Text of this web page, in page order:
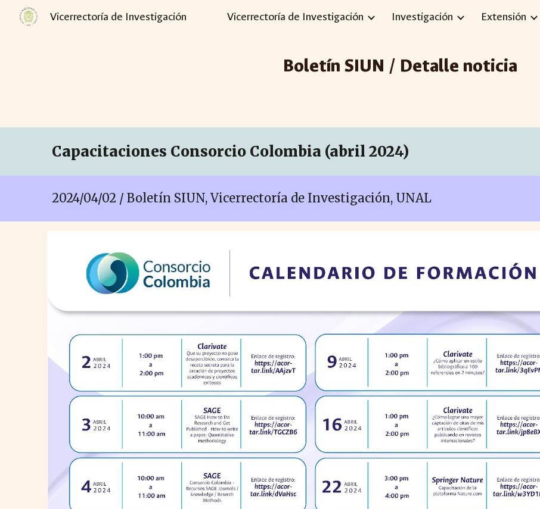
Skip to main content Skip to navigation
Vicerrectoría de Investigación Vicerrectoría de Investigación Investigación Extensión
Boletín SIUN / Detalle noticia
Capacitaciones Consorcio Colombia (abril2024)
2024/04/02 / Boletín SIUN, Vicerrectoría de Investigación, UNAL